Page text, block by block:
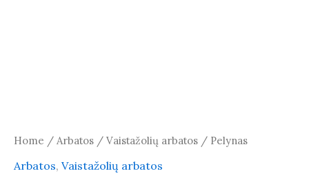
Home / Arbatos / Vaistažolių arbatos / Pelynas
Arbatos, Vaistažolių arbatos